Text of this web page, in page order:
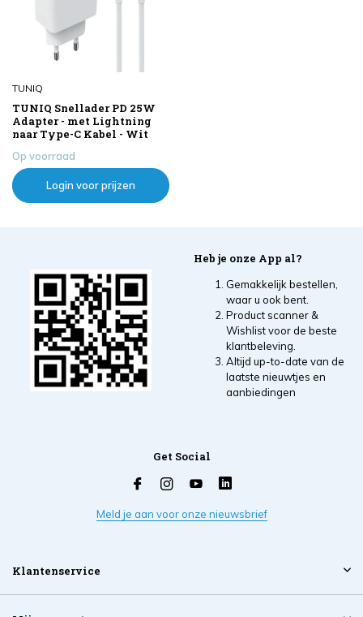
TUNIQ
TUNIQ Snellader PD 25W
Adapter - met Lightning
naar Type-C Kabel - Wit
Op voorraad
Login voor prijzen
Heb je onze App al?
Gemakkelijk bestellen,
waar u ook bent.
Product scanner &
Wishlist voor de beste
klantbeleving.
Altijd up-to-date van de
laatste nieuwtjes en
aanbiedingen
Get Social
Meld je aan voor onze nieuwsbrief
Klantenservice